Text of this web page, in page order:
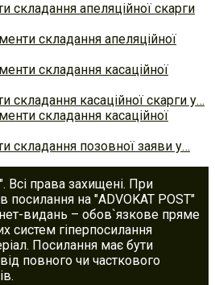
складання апеляційної скарги
складання апеляційної
складання касаційної
складання касаційної скарги у…
складання касаційної
складання позовної заяви у…
Всі права захищені. При
посилання на "ADVOKAT POST"
видань – обов`язкове пряме
систем гіперпосилання
Посилання має бути
повного чи часткового